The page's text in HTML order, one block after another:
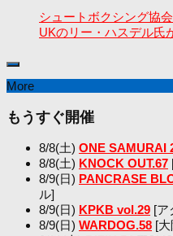
シュートボクシング協
UKのリー・ハスデル氏
More
もうすぐ開催
8/8(土) ONE SAMURAI
8/8(土) KNOCK OUT.67
8/9(日) PANCRASE
ル]
8/9(日) KPKB vol.29 [ア
8/9(日) WARDOG.58 [